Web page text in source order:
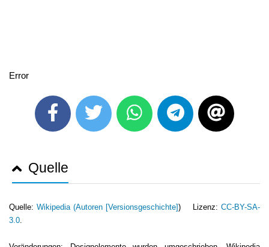
Error
Quelle
Quelle: Wikipedia (Autoren [Versionsgeschichte]) Lizenz: CC-BY-SA-
3.0.